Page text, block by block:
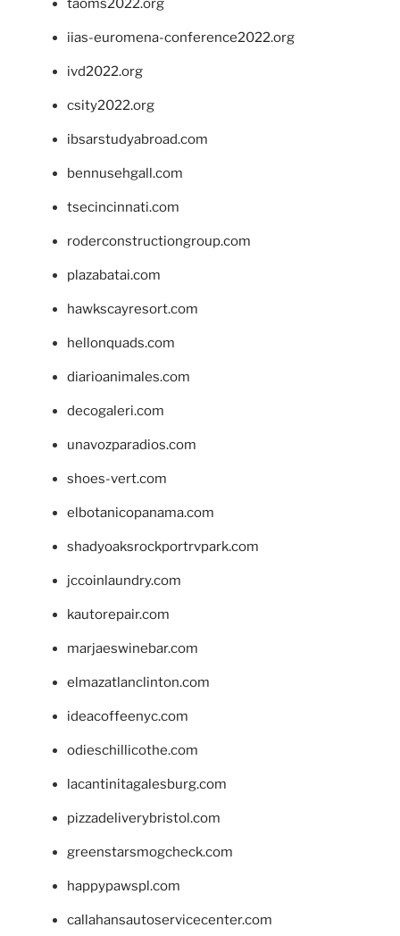
taoms2022.org
iias-euromena-conference2022.org
ivd2022.org
csity2022.org
ibsarstudyabroad.com
bennusehgall.com
tsecincinnati.com
roderconstructiongroup.com
plazabatai.com
hawkscayresort.com
hellonquads.com
diarioanimales.com
decogaleri.com
unavozparadios.com
shoes-vert.com
elbotanicopanama.com
shadyoaksrockportrvpark.com
jccoinlaundry.com
kautorepair.com
marjaeswinebar.com
elmazatlanclinton.com
ideacoffeenyc.com
odieschillicothe.com
lacantinitagalesburg.com
pizzadeliverybristol.com
greenstarsmogcheck.com
happypawspl.com
callahansautoservicecenter.com